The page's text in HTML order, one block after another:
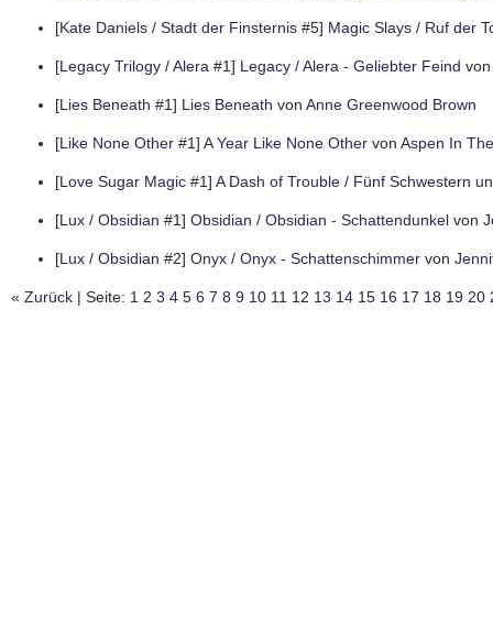
[Kate Daniels / Stadt der Finsternis #5] Magic Slays / Ruf der
[Legacy Trilogy / Alera #1] Legacy / Alera - Geliebter Feind
[Lies Beneath #1] Lies Beneath von Anne Greenwood Brown
[Like None Other #1] A Year Like None Other von Aspen In
[Love Sugar Magic #1] A Dash of Trouble / Fünf Schwestern
[Lux / Obsidian #1] Obsidian / Obsidian - Schattendunkel von
[Lux / Obsidian #2] Onyx / Onyx - Schattenschimmer von
« Zurück | Seite: 1 2 3 4 5 6 7 8 9 10 11 12 13 14 15 16 17 18 19 20